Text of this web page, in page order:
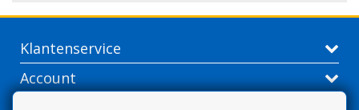
Klantenservice
Account